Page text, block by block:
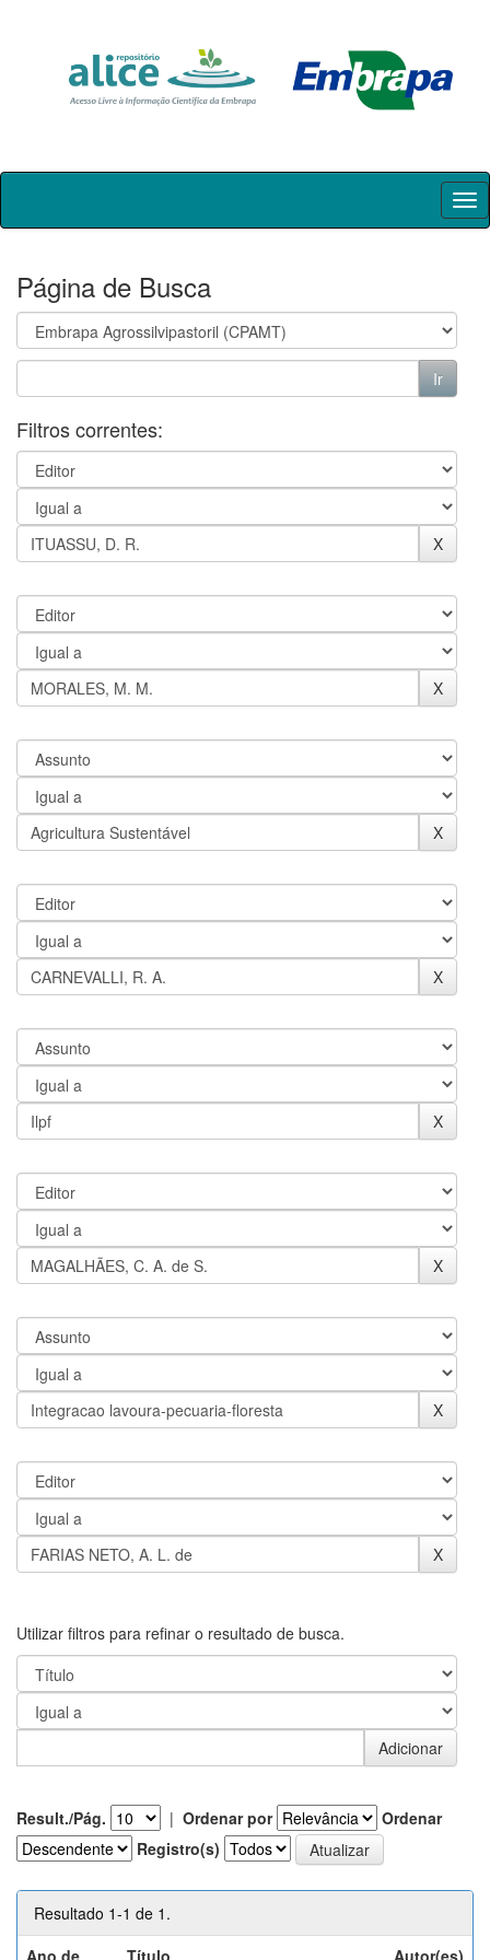
Skip
Página de Busca
Filtros correntes:
Utilizar filtros para refinar o resultado de busca.
Result./Pág. | Ordenar por
Ordenar
Registro(s)
Resultado 1-1 de 1.
Ano de
Título Autor(es)